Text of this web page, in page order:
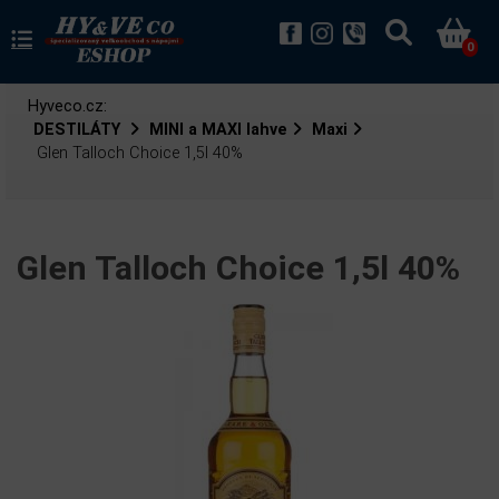
0
Hyveco.cz:
DESTILÁTY
MINI a MAXI lahve
Maxi
Glen Talloch Choice 1,5l 40%
Glen Talloch Choice 1,5l 40%